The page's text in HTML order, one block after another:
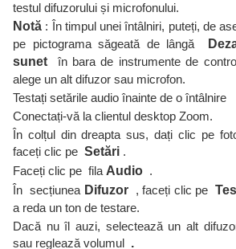
testul difuzorului și microfonului.
Notă : În timpul unei întâlniri, puteți, de
pe pictograma săgeată de lângă
sunet în bara de instrumente de
alege un alt difuzor sau microfon.
Testați setările audio înainte de o întâlnire
Conectați-vă la clientul desktop Zoom.
În colțul din dreapta sus, dați clic pe
faceți clic pe Setări .
Faceți clic pe fila Audio .
În secțiunea Difuzor, faceți clic pe
a reda un ton de testare.
Dacă nu îl auzi, selectează un alt
sau reglează volumul .